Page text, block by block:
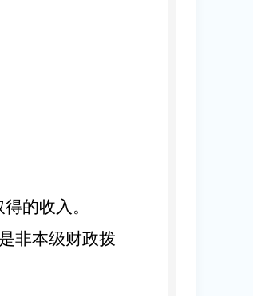
的收入。
非本级财政拨